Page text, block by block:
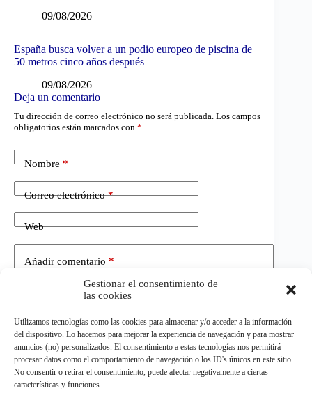
Gestionar el consentimiento de
las cookies
Utilizamos tecnologías como las cookies para almacenar y/o acceder a la información
del dispositivo. Lo hacemos para mejorar la experiencia de navegación y para mostrar
anuncios (no) personalizados. El consentimiento a estas tecnologías nos permitirá
procesar datos como el comportamiento de navegación o los ID's únicos en este sitio.
No consentir o retirar el consentimiento, puede afectar negativamente a ciertas
características y funciones.
09/08/2026
España busca volver a un podio europeo de piscina de
50 metros cinco años después
09/08/2026
Deja un comentario
Tu dirección de correo electrónico no será publicada. Los campos
obligatorios están marcados con *
Nombre*
Correo electrónico*
Web
Añadir comentario *
Publicar el comentario